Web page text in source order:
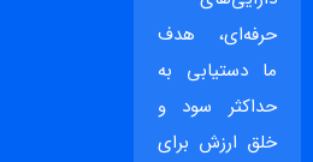
حرفه‌ای، هدف
ما دستیابی به
حداکثر سود و
خلق ارزش برای